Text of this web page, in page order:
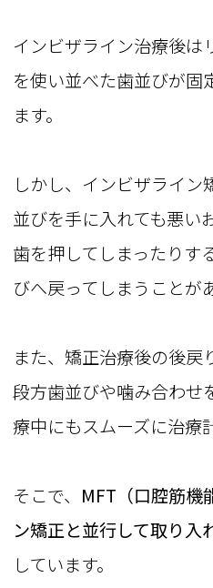
インビザライン治療後は
を使い並べた歯並びが固
ます。
しかし、インビザライ
並びを手に入れても悪い
歯を押してしまったりす
びへ戻ってしまうことが
また、矯正治療後の後
段方歯並びや噛み合わせ
療中にもスムーズに治療
そこで、 MFT（口腔筋機
ン矯正と並行して取り入
しています。